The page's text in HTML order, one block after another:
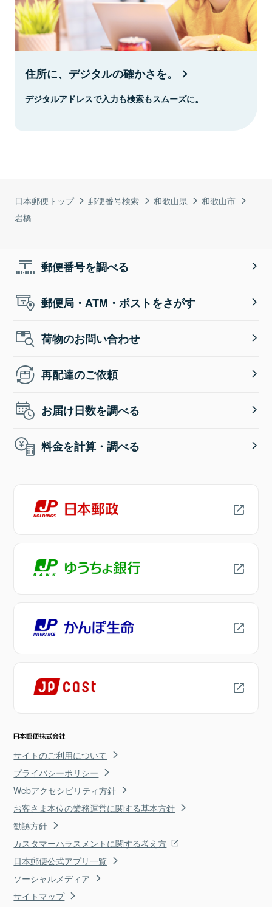
日本郵便トップ 郵便番号検索 和歌山県
和歌山市
岩橋
住所に、デジタルの確かさを。
デジタルアドレスで入力も検索もスムーズに。
郵便番号を調べる
郵便局・ATM・ポストをさがす
荷物のお問い合わせ
再配達のご依頼
お届け日数を調べる
料金を計算・調べる
サイトのご利用について
プライバシーポリシー
Webアクセシビリティ方針
お客さま本位の業務運営に関する基本方針
勧誘方針
カスタマーハラスメントに関する考え方
日本郵便公式アプリ一覧
ソーシャルメディア
サイトマップ